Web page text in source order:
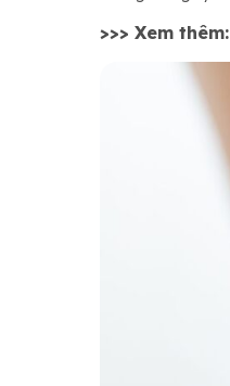
>>> Xem thêm: